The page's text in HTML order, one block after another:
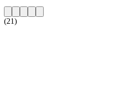
(21)